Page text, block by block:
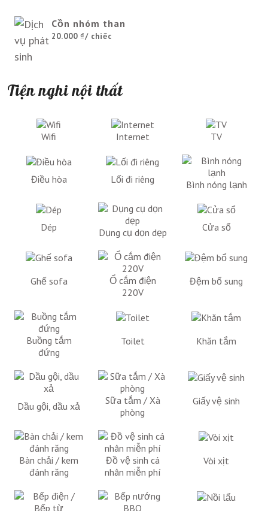
Cồn nhóm than
20.000 ₫/ chiếc
Tiện nghi nội thất
Wifi Internet TV
Điều hòa Lối đi riêng Bình nóng lạnh
Dép Dụng cụ dọn dẹp Cửa sổ
Ghế sofa
Ổ cắm điện
220V
Đệm bổ sung
Buồng tắm
đứng
Toilet Khăn tắm
Dầu gội, dầu xả
Sữa tắm / Xà
phòng
Giấy vệ sinh
Bàn chải / kem
đánh răng
Đồ vệ sinh cá
nhân miễn phí
Vòi xịt